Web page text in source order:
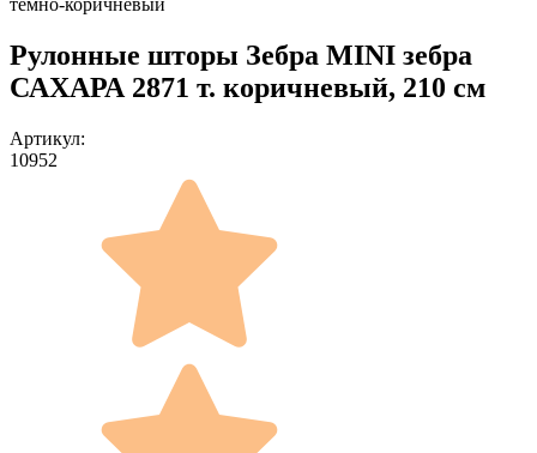
Рулонные шторы Зебра MINI зебра
САХАРА 2871 т. коричневый, 210 см
Артикул:
10952